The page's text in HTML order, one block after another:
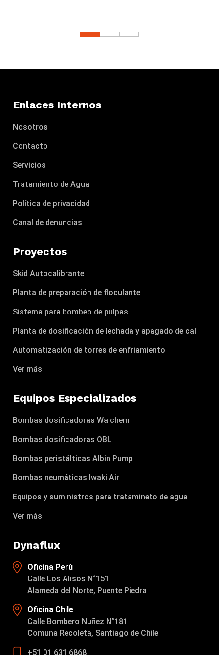
Enlaces Internos
Nosotros
Contacto
Servicios
Tratamiento de Agua
Política de privacidad
Canal de denuncias
Proyectos
Skid Autocalibrante
Planta de preparación de floculante
Sistema para bombeo de pulpas
Planta de dosificación de lechada y apagado de cal
Automatización de torres de enfriamiento
Ver más
Equipos Especializados
Bombas dosificadoras Walchem
Bombas dosificadoras OBL
Bombas peristálticas Albin Pump
Bombas neumáticas Iwaki Air
Equipos y suministros para tratamineto de agua
Ver más
Dynaflux
Oficina Perù
Calle Los Alisos N°151
Alameda del Norte, Puente Piedra
Oficina Chile
Calle Bombero Nuñez N°181
Comuna Recoleta, Santiago de Chile
+51 01 631 6868